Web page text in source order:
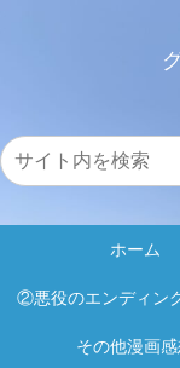
ホーム
②悪役のエンディン
その他漫画感